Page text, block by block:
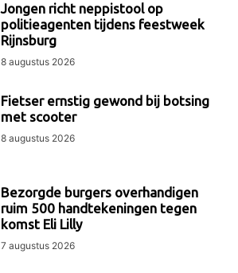
Jongen richt neppistool op
politieagenten tijdens feestweek
Rijnsburg
8 augustus 2026
Fietser ernstig gewond bij botsing
met scooter
8 augustus 2026
Bezorgde burgers overhandigen
ruim 500 handtekeningen tegen
komst Eli Lilly
7 augustus 2026